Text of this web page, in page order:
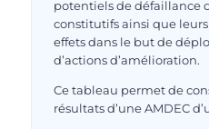
potentiels de défaillance
constitutifs ainsi que
effets dans le but de
d’actions d’amélioration.
Ce tableau permet de
résultats d’une AMDEC